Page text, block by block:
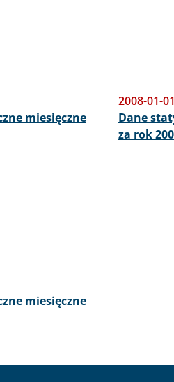
miesięczne
2008-01-01
Dane
za rok
miesięczne